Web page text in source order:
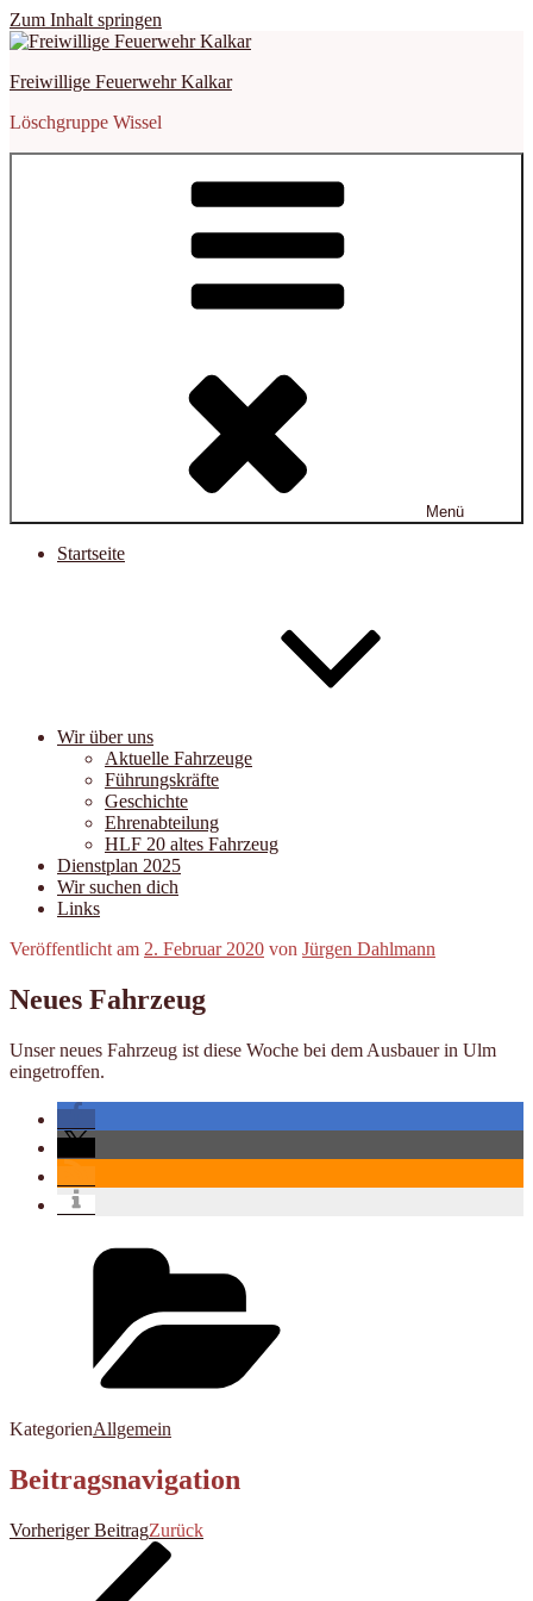
Zum Inhalt springen
Freiwillige Feuerwehr Kalkar
Löschgruppe Wissel
Menü
Startseite
Wir über uns
Aktuelle Fahrzeuge
Führungskräfte
Geschichte
Ehrenabteilung
HLF 20 altes Fahrzeug
Dienstplan 2025
Wir suchen dich
Links
Veröffentlicht am 2. Februar 2020 von Jürgen Dahlmann
Neues Fahrzeug
Unser neues Fahrzeug ist diese Woche bei dem Ausbauer in Ulm
eingetroffen.
KategorienAllgemein
Beitragsnavigation
Vorheriger BeitragZurück